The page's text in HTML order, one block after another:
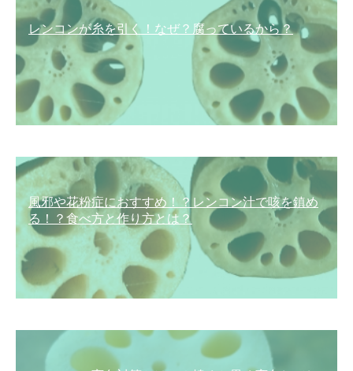
レンコンが糸を引く！なぜ？腐っているから？
風邪や花粉症におすすめ！？レンコン汁で咳を鎮め
る！？食べ方と作り方とは？